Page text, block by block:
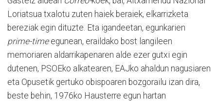
Loriatsua txalotu zuten haiek beraiek, elkarrizketa
bereziak egin dituzte. Eta igandeetan, egunkarien
prime-time egunean, eraildako bost langileen
memoriaren aldarrikapenaren alde ezer gutxi egin
dutenen, PSOEko alkatearen, EAJko ahaldun nagusiaren
eta Opusetik gertuko obispoaren bozgorailu izan dira,
beste behin, 1976ko Hausterre egun hartan